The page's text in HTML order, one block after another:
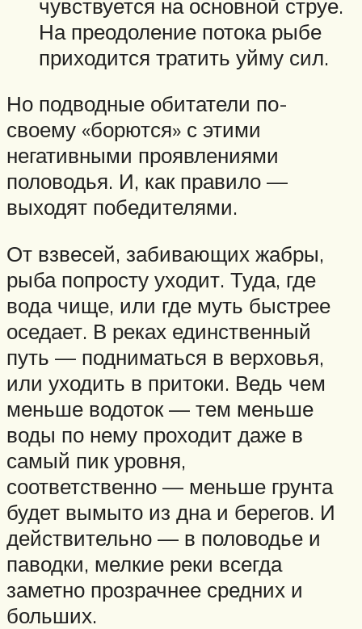
чувствуется на основной струе.
На преодоление потока рыбе
приходится тратить уйму сил.
Но подводные обитатели по-
своему «борются» с этими
негативными проявлениями
половодья. И, как правило —
выходят победителями.
От взвесей, забивающих жабры,
рыба попросту уходит. Туда, где
вода чище, или где муть быстрее
оседает. В реках единственный
путь — подниматься в верховья,
или уходить в притоки. Ведь чем
меньше водоток — тем меньше
воды по нему проходит даже в
самый пик уровня,
соответственно — меньше грунта
будет вымыто из дна и берегов. И
действительно — в половодье и
паводки, мелкие реки всегда
заметно прозрачнее средних и
больших.